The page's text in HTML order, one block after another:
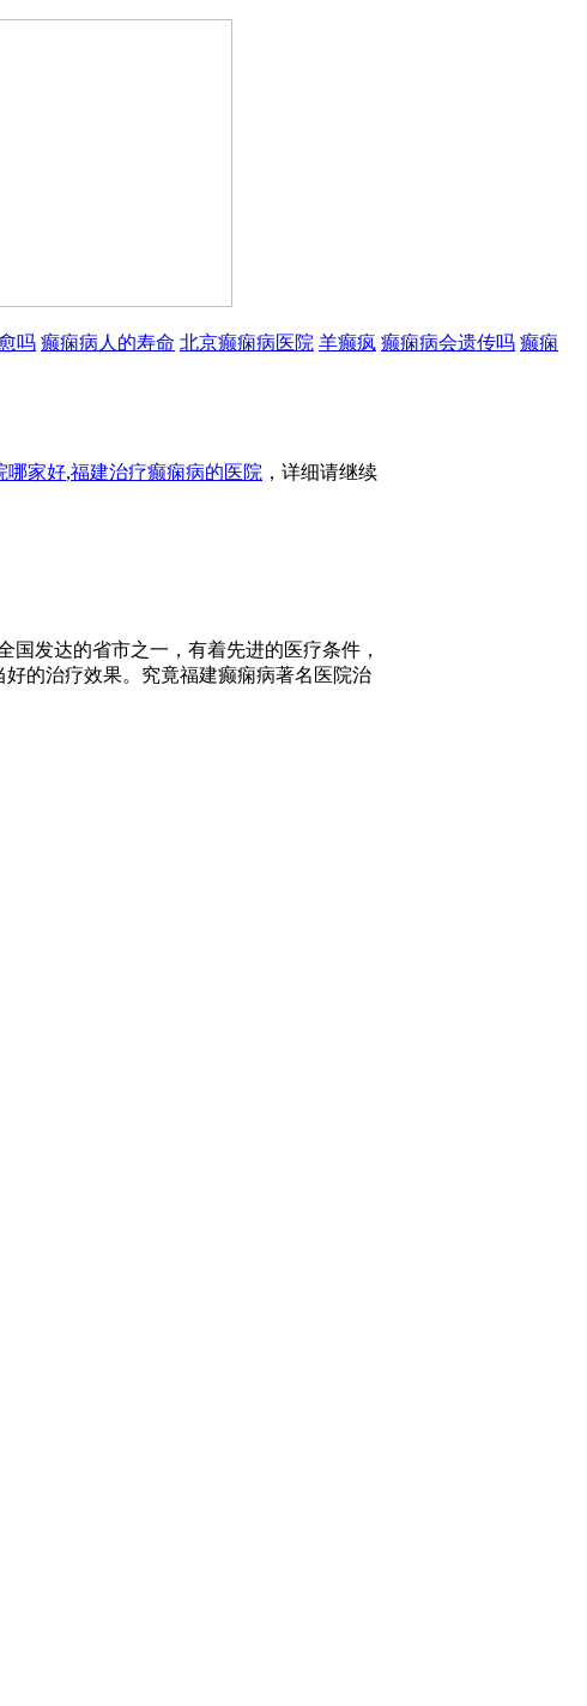
吗 癫痫病人的寿命 北京癫痫病医院 羊癫疯 癫痫病会遗传吗 癫痫
哪家好,福建治疗癫痫病的医院 ，详细请继续
发达的省市之一，有着先进的医疗条件，
的治疗效果。究竟福建癫痫病著名医院治